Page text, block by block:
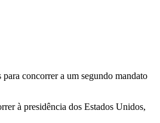
concorrer a um segundo mandato
à presidência dos Estados Unidos,